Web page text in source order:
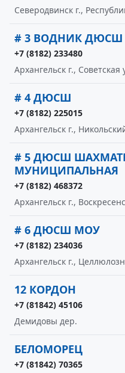
Северодвинск г.,
# 3 ВОДНИК
+7 (8182) 233480
Архангельск г., Советская
# 4 ДЮСШ
+7 (8182) 225015
Архангельск г.,
# 5 ДЮСШ
МУНИЦИПАЛЬНАЯ
+7 (8182) 468372
Архангельск г.,
# 6 ДЮСШ МОУ
+7 (8182) 234036
Архангельск г.,
12 КОРДОН
+7 (81842) 45106
Демидовы дер.
БЕЛОМОРЕЦ
+7 (81842) 70365